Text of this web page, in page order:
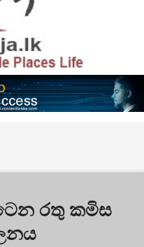
රතු කමිස